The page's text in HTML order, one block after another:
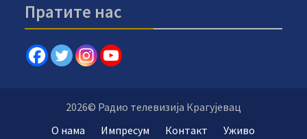
Пратите нас
2026© Радио телевизија Крагујевац
О нама
Импресум Контакт Уживо